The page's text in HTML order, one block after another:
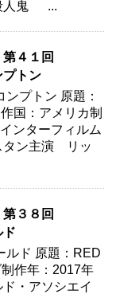
人鬼 ...
第４１回
プトン
プトン 原題：
国：アメリカ制
ンターフィルム
タン主演 リッ
第３８回
ド
ド 原題：RED
作年：2017年
・アソシエイ